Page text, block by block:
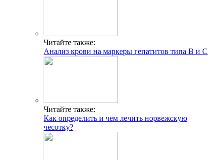
Читайте также:
Анализ крови на маркеры гепатитов типа В и С
Читайте также:
Как определить и чем лечить норвежскую
чесотку?